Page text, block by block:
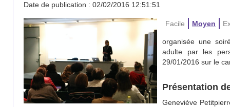
Date de publication : 02/02/2016 12:51:51
Facile Moyen
organisée une
adulte par les
29/01/2016 sur le
Présentation
Geneviève